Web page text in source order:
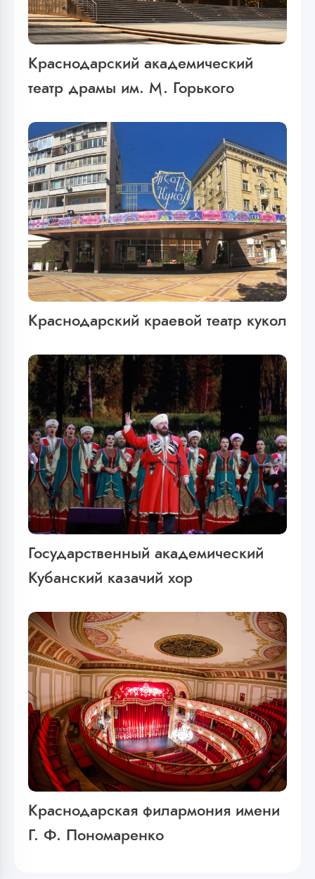
Краснодарский академический
театр драмы им. М. Горького
Краснодарский краевой театр кукол
Государственный академический
Кубанский казачий хор
Краснодарская филармония имени
Г. Ф. Пономаренко